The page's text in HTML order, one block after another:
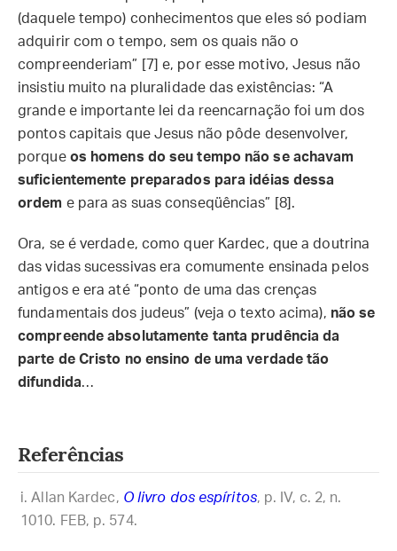
(daquele tempo) conhecimentos que eles só podiam
adquirir com o tempo, sem os quais não o
compreenderiam” [7] e, por esse motivo, Jesus não
insistiu muito na pluralidade das existências: “A
grande e importante lei da reencarnação foi um dos
pontos capitais que Jesus não pôde desenvolver,
porque os homens do seu tempo não se achavam
suficientemente preparados para idéias dessa
ordem e para as suas conseqüências” [8].
Ora, se é verdade, como quer Kardec, que a doutrina
das vidas sucessivas era comumente ensinada pelos
antigos e era até “ponto de uma das crenças
fundamentais dos judeus” (veja o texto acima), não se
compreende absolutamente tanta prudência da
parte de Cristo no ensino de uma verdade tão
difundida…
Referências
Allan Kardec, O livro dos espíritos, p. IV, c. 2, n.
1010. FEB, p. 574.